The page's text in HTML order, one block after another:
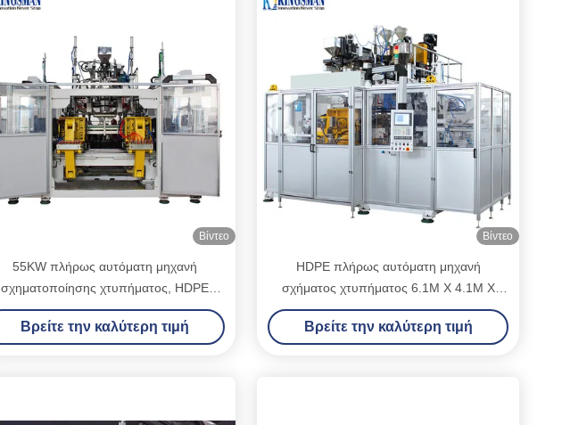
Βίντεο
55KW πλήρως αυτόματη μηχανή
σχηματοποίησης χτυπήματος, HDPE
μηχανή σχήματος χτυπήματος
Βρείτε την καλύτερη τιμή
Βίντεο
HDPE πλήρως αυτόματη μηχανή
σχήματος χτυπήματος 6.1M X 4.1M X
3.6M συνολική δύναμη 90
Βρείτε την καλύτερη τιμή